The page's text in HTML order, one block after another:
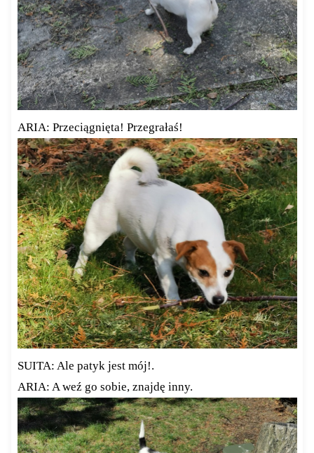
ARIA: Przeciągnięta! Przegrałaś!
SUITA: Ale patyk jest mój!.
ARIA: A weź go sobie, znajdę inny.